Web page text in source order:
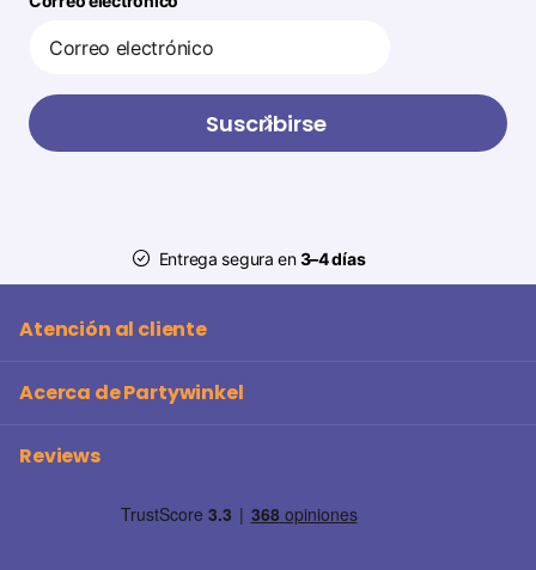
Suscribirse
Entrega segura en3–4 días
Atención al cliente
Acerca de Partywinkel
Reviews